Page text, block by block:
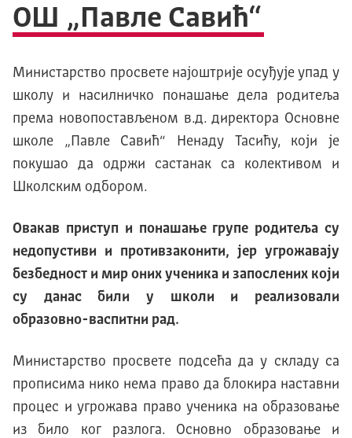
ОШ „Павле Савић“
Министарство просвете најоштрије осуђује упад у
школу и насилничко понашање дела родитеља
према новопостављеном в.д. директора Основне
школе „Павле Савић“ Ненаду Тасићу, који је
покушао да одржи састанак са колективом и
Школским одбором.
Овакав приступ и понашање групе родитеља су
недопустиви и противзаконити, јер угрожавају
безбедност и мир оних ученика и запослених који
су данас били у школи и реализовали
образовно-васпитни рад.
Министарство просвете подсећа да у складу са
прописима нико нема право да блокира наставни
процес и угрожава право ученика на образовање
из било ког разлога. Основно образовање и